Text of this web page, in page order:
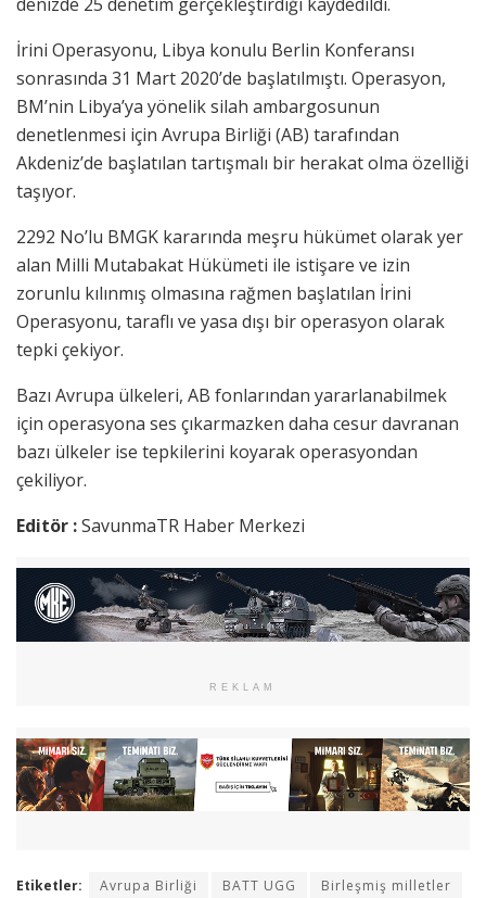
İrini Operasyonu, Libya konulu Berlin Konferansı
sonrasında 31 Mart 2020’de başlatılmıştı. Operasyon,
BM’nin Libya’ya yönelik silah ambargosunun
denetlenmesi için Avrupa Birliği (AB) tarafından
Akdeniz’de başlatılan tartışmalı bir herakat olma özelliği
taşıyor.
2292 No’lu BMGK kararında meşru hükümet olarak yer
alan Milli Mutabakat Hükümeti ile istişare ve izin
zorunlu kılınmış olmasına rağmen başlatılan İrini
Operasyonu, taraflı ve yasa dışı bir operasyon olarak
tepki çekiyor.
Bazı Avrupa ülkeleri, AB fonlarından yararlanabilmek
için operasyona ses çıkarmazken daha cesur davranan
bazı ülkeler ise tepkilerini koyarak operasyondan
çekiliyor.
Editör :SavunmaTR Haber Merkezi
REKLAM
Etiketler: Avrupa Birliği BATT UGG
Birleşmiş milletler